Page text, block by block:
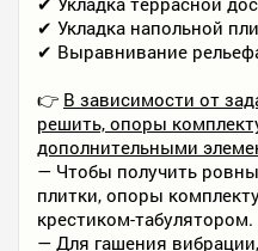
✔ Укладка напольной
✔ Выравнивание
👉 В зависимости от
решить, опоры
дополнительными
— Чтобы получить
плитки, опоры
крестиком-табулятором.
— Для гашения